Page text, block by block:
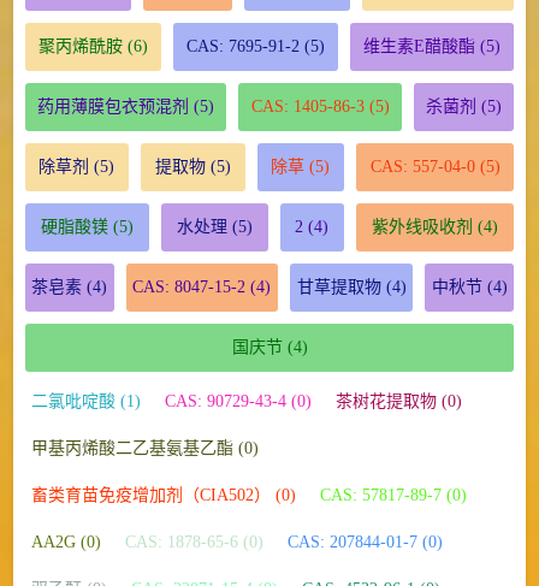
聚丙烯酰胺(6) CAS: 7695-91-2 (5) 维生素E醋酸酯 (5)
药用薄膜包衣预混剂 (5) CAS: 1405-86-3(5) 杀菌剂 (5)
除草剂 (5) 提取物(5) 除草 (5) CAS: 557-04-0(5)
硬脂酸镁(5) 水处理 (5) 2 (4) 紫外线吸收剂 (4)
茶皂素 (4) CAS: 8047-15-2 (4) 甘草提取物(4) 中秋节(4)
国庆节(4)
二氯吡啶酸 (1) CAS: 90729-43-4 (0) 茶树花提取物 (0)
甲基丙烯酸二乙基氨基乙酯 (0)
畜类育苗免疫增加剂（CIA502） (0) CAS: 57817-89-7 (0)
AA2G (0) CAS: 1878-65-6 (0) CAS: 207844-01-7 (0)